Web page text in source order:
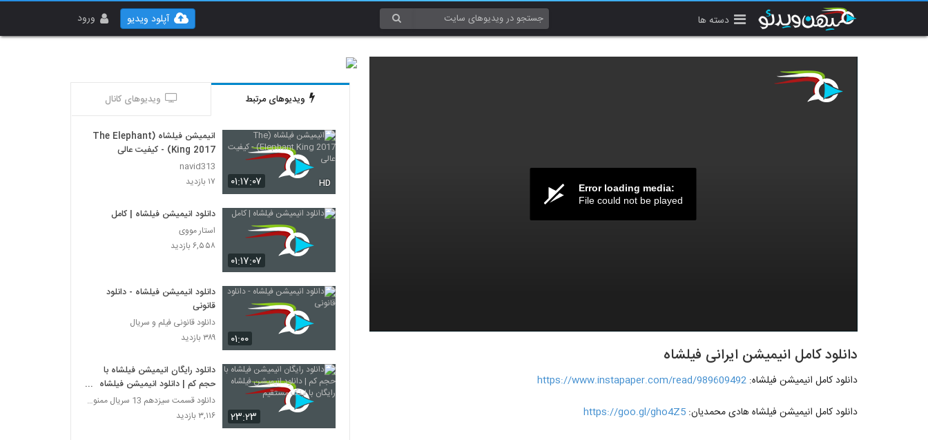
دسته ها ورود آپلود ویدیو
Error loading media:
File could not be played
دانلود کامل انیمیشن ایرانی فیلشاه
دانلود کامل انیمیشن فیلشاه: https://www.instapaper.com/read/989609492
دانلود کامل انیمیشن فیلشاه هادی محمدیان: https://goo.gl/gho4Z5
ویدیوهای مرتبط ویدیوهای کانال
۰۱:۱۷:۰۷ HD
انیمیشن فیلشاه (The Elephant
King 2017) - کیفیت عالی
navid313
۱۷ بازدید
۰۱:۱۷:۰۷
دانلود انیمیشن فیلشاه | کامل
استار مووی
۶,۵۵۸ بازدید
۰۱:۰۰
دانلود انیمیشن فیلشاه - دانلود
قانونی
دانلود قانونی فیلم و سریال
۳۸۹ بازدید
۲۳:۲۳
دانلود رایگان انیمیشن فیلشاه با
حجم کم | دانلود انیمیشن فیلشاه
رایگان با لینک مستقیم
دانلود قسمت سیزدهم 13 سریال ممنوعه قانونی
۳,۱۱۶ بازدید